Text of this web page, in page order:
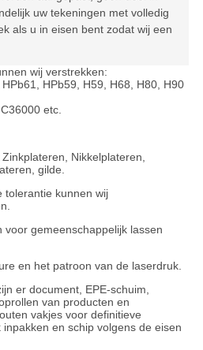
uw tekeningen met volledig
als u in eisen bent zodat wij een
wij verstrekken:
HPb59, H59, H68, H80, H90
etc.
Nikkelplateren,
gilde.
tolerantie kunnen wij
voor gemeenschappelijk lassen
en het patroon van de laserdruk.
er document, EPE-schuim,
van producten en
vakjes voor definitieve
en schip volgens de eisen